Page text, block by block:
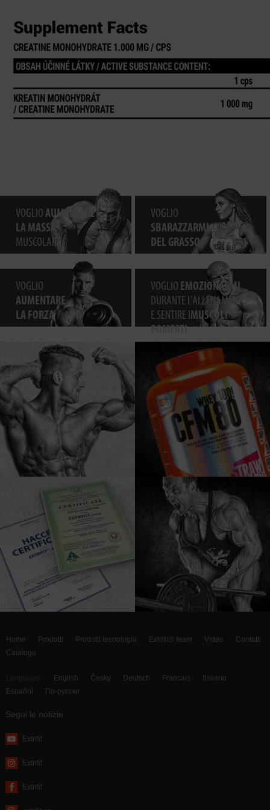
VOGLIO AUMENTARE
LA MASSA
MUSCOLARE
VOGLIO
SBARAZZARMI
DEL GRASSO
VOGLIO
AUMENTARE
LA FORZA
VOGLIO EMOZIONARMI
DURANTE L’ALLENAMENTO
E SENTIRE IMUSCOLI
POMPATI
Home Prodotti Prodotti tecnologia Extrifit® team Video
Contatti
Catalogo
English Česky Deutsch Francais
Italiano
Español
По-русски
Segui le notizie
Extrifit
Extrifit
Extrifit